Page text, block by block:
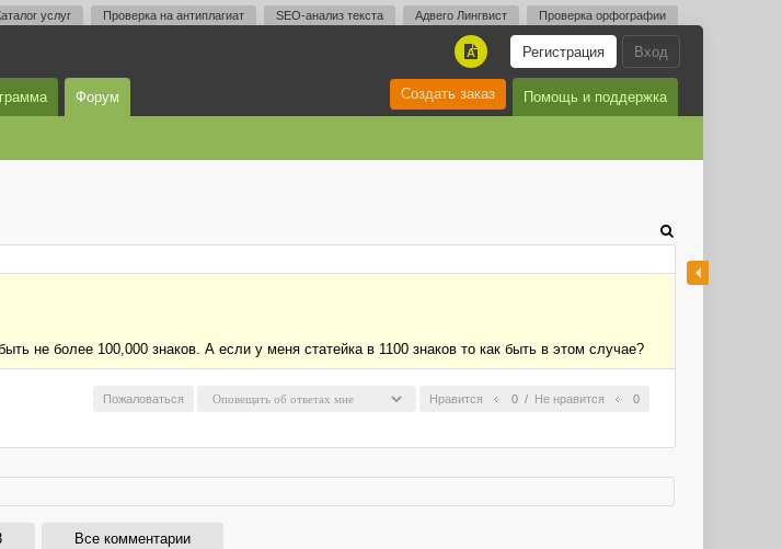
услуг Проверка на антиплагиат SEO-анализ текста Адвего Лингвист Проверка орфографии
Вход
Регистрация
A
Форум Помощь и поддержка
Создать заказ
не более 100,000 знаков. А если у меня статейка в 1100 знаков то как быть в этом случае?
Нравится 0 / Не нравится 0
Пожаловаться
Все комментарии